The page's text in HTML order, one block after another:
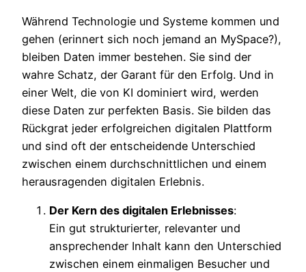
Während Technologie und Systeme kommen und
gehen (erinnert sich noch jemand an MySpace?),
bleiben Daten immer bestehen. Sie sind der
wahre Schatz, der Garant für den Erfolg. Und in
einer Welt, die von KI dominiert wird, werden
diese Daten zur perfekten Basis. Sie bilden das
Rückgrat jeder erfolgreichen digitalen Plattform
und sind oft der entscheidende Unterschied
zwischen einem durchschnittlichen und einem
herausragenden digitalen Erlebnis.
Der Kern des digitalen Erlebnisses:
Ein gut strukturierter, relevanter und
ansprechender Inhalt kann den Unterschied
zwischen einem einmaligen Besucher und